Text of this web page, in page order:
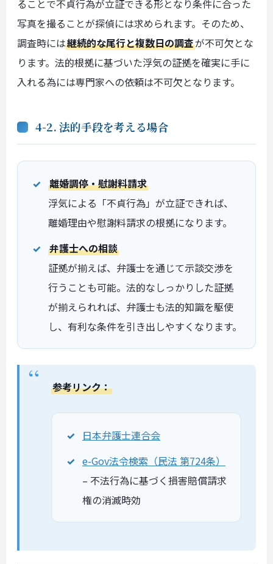
ることで不貞行為が立証できる形となり条件に合った
写真を撮ることが探偵には求められます。そのため、
調査時には継続的な尾行と複数日の調査が不可欠とな
ります。法的根拠に基づいた浮気の証拠を確実に手に
入れる為には専門家への依頼は不可欠となります。
4-2. 法的手段を考える場合
離婚調停・慰謝料請求
浮気による「不貞行為」が立証できれば、
離婚理由や慰謝料請求の根拠になります。
弁護士への相談
証拠が揃えば、弁護士を通じて示談交渉を
行うことも可能。法的なしっかりした証拠
が揃えられれば、弁護士も法的知識を駆使
し、有利な条件を引き出しやすくなります。
参考リンク：
日本弁護士連合会
e-Gov法令検索（民法 第724条）
– 不法行為に基づく損害賠償請求
権の消滅時効